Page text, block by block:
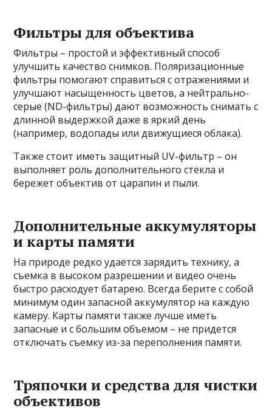
Фильтры для объектива
Фильтры – простой и эффективный способ
улучшить качество снимков. Поляризационные
фильтры помогают справиться с отражениями и
улучшают насыщенность цветов, а нейтрально-
серые (ND-фильтры) дают возможность снимать с
длинной выдержкой даже в яркий день
(например, водопады или движущиеся облака).
Также стоит иметь защитный UV-фильтр – он
выполняет роль дополнительного стекла и
бережет объектив от царапин и пыли.
Дополнительные аккумуляторы
и карты памяти
На природе редко удается зарядить технику, а
съемка в высоком разрешении и видео очень
быстро расходует батарею. Всегда берите с собой
минимум один запасной аккумулятор на каждую
камеру. Карты памяти также лучше иметь
запасные и с большим объемом – не придется
отключать съемку из-за переполнения памяти.
Тряпочки и средства для чистки
объективов